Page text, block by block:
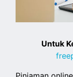
Untuk